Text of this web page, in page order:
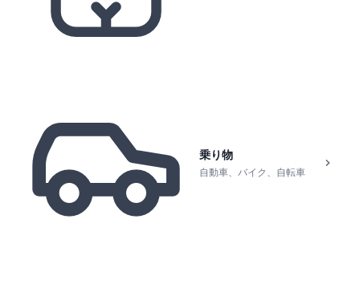
乗り物
自動車、バイク、自転車